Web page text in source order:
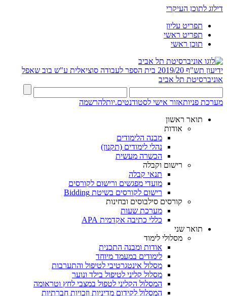
דילוג לתוכן העיקרי
תפריט עליון
תפריט ראשי
תוכן ראשי
ידיעון תש"ף 2019/20
בית הספר לעבודה סוציאלית ע"ש בוב שאפל
אוניברסיטת תל אביב
מערכת פניותאזור אישי לסטודנטים.יותלהרשמה
תואר ראשון
אודות
מבנה הלימודים
נהלי לימודים (תקנון)
הכשרה מעשית
רישום וקבלה
תנאי קבלה
מועדי מפגשים ורישום לקורסים
רישום לקורסים בשיטת Bidding
קורסים סילבוסים ובחינות
מערכת שעות
כללי כתיבה אקדמית APA
תואר שני
מסלולי לימוד
אודות ומבנה התכנית
לימודים במעמד מיוחד
מסלול אינטגרטיבי לטיפול והתערבות
מסלול קליני לטיפול בילד ונוער
המסלול הקליני לטפול במצבי לחץ וטראומה
המסלול לקידום מדיניות וזכויות חברתיות